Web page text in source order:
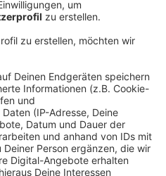
beteiligen können, unter
ein Kochworkshop
oder ein Ausflug in die
der Stadt Velbert
- mit einem
Forum Velbert. Dabei gibt